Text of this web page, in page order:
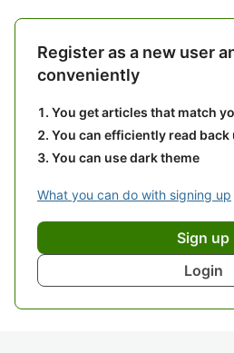
Register as a new user
conveniently
You get articles that match
You can efficiently read
You can use dark theme
What you can do with signing up
Sign up
Login